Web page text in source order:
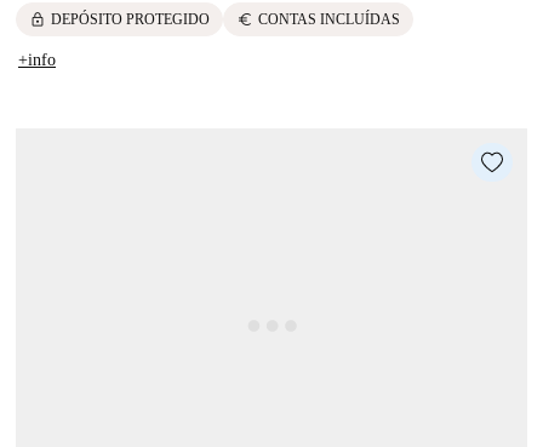
lock DEPÓSITO PROTEGIDO euro CONTAS INCLUÍDAS
+info